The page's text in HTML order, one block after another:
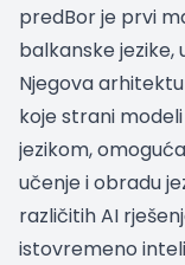
predBor je prvi
balkanske jezike,
Njegova
koje strani
jezikom,
učenje i obradu
različitih AI
istovremeno